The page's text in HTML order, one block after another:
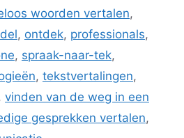
woorden vertalen,
, ontdek, professionals,
, spraak-naar-tek,
, tekstvertalingen,
, vinden van de weg in een
gesprekken vertalen,